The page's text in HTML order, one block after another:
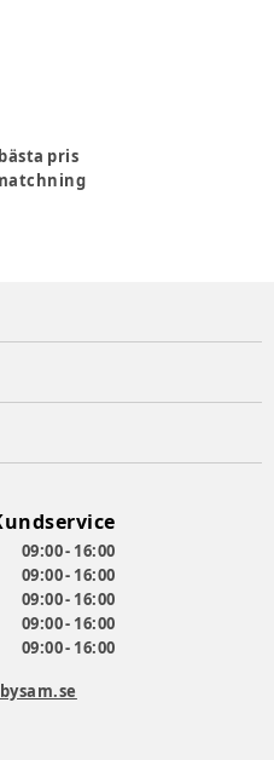
pris
09:00 - 16:00
09:00 - 16:00
09:00 - 16:00
09:00 - 16:00
09:00 - 16:00